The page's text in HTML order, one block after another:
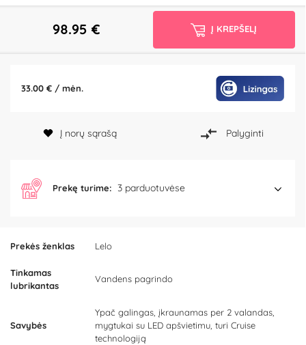
Prekės ženklas Lelo
Tinkamas
lubrikantas
Vandens pagrindo
Savybės
Ypač galingas, įkraunamas per 2 valandas,
mygtukai su LED apšvietimu, turi Cruise
technologiją
98.95 €
33.00 € / mėn.
Į KREPŠELĮ
Į norų sąrašą Palyginti
Prekę turime: 3 parduotuvėse